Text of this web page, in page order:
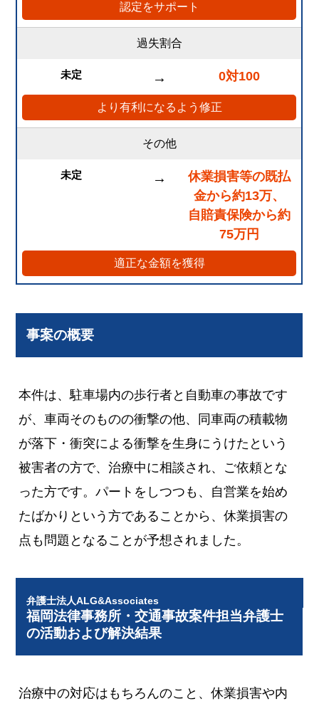
認定をサポート
過失割合
未定 → 0対100
より有利になるよう修正
その他
未定 →
休業損害等の既払
金から約13万、
自賠責保険から約
75万円
適正な金額を獲得
事案の概要
本件は、駐車場内の歩行者と自動車の事故です
が、車両そのものの衝撃の他、同車両の積載物
が落下・衝突による衝撃を生身にうけたという
被害者の方で、治療中に相談され、ご依頼とな
った方です。パートをしつつも、自営業を始め
たばかりという方であることから、休業損害の
点も問題となることが予想されました。
弁護士法人ALG&Associates
福岡法律事務所・交通事故案件担当弁護士
の活動および解決結果
治療中の対応はもちろんのこと、休業損害や内